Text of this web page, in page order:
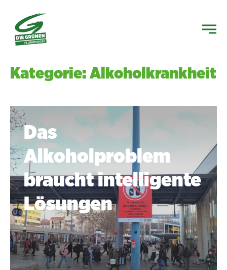
Kategorie: Alkoholkrankheit
Das
Alkoholproblem
braucht intelligente
Lösungen